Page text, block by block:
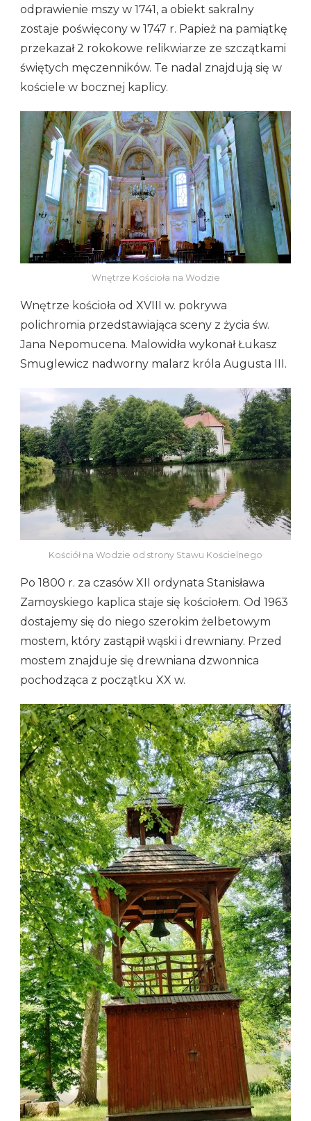
odprawienie mszy w 1741, a obiekt sakralny
zostaje poświęcony w 1747 r. Papież na pamiątkę
przekazał 2 rokokowe relikwiarze ze szczątkami
świętych męczenników. Te nadal znajdują się w
kościele w bocznej kaplicy.
Wnętrze Kościoła na Wodzie
Wnętrze kościoła od XVIII w. pokrywa
polichromia przedstawiająca sceny z życia św.
Jana Nepomucena. Malowidła wykonał Łukasz
Smuglewicz nadworny malarz króla Augusta III.
Kościół na Wodzie od strony Stawu Kościelnego
Po 1800 r. za czasów XII ordynata Stanisława
Zamoyskiego kaplica staje się kościołem. Od 1963
dostajemy się do niego szerokim żelbetowym
mostem, który zastąpił wąski i drewniany. Przed
mostem znajduje się drewniana dzwonnica
pochodząca z początku XX w.